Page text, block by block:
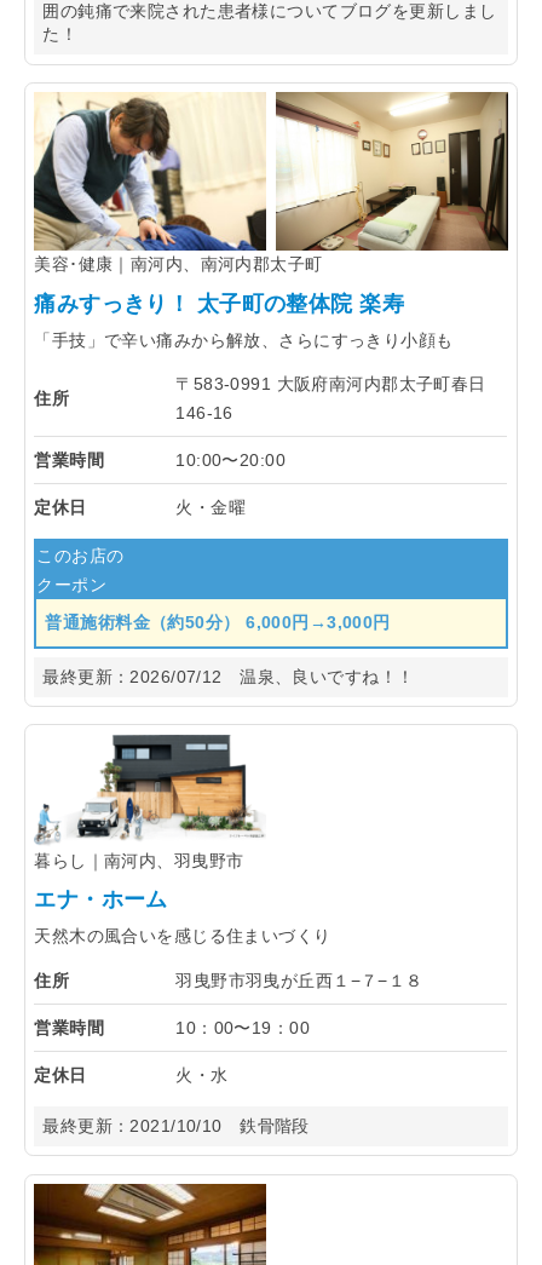
囲の鈍痛で来院された患者様についてブログを更新しまし
た！
美容･健康｜南河内、南河内郡太子町
痛みすっきり！ 太子町の整体院 楽寿
「手技」で辛い痛みから解放、さらにすっきり小顔も
住所
〒583-0991 大阪府南河内郡太子町春日
146-16
営業時間 10:00〜20:00
定休日 火・金曜
このお店の
クーポン
普通施術料金（約50分） 6,000円→3,000円
最終更新： 2026/07/12 温泉、良いですね！！
暮らし｜南河内、羽曳野市
エナ・ホーム
天然木の風合いを感じる住まいづくり
住所 羽曳野市羽曳が丘西１−７−１８
営業時間 10：00〜19：00
定休日 火・水
最終更新： 2021/10/10 鉄骨階段